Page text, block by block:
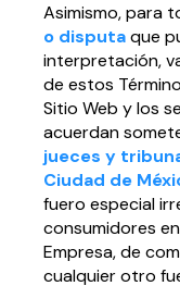
Asimismo, para
o disputaque
interpretación,
de estos
Sitio Web y los
acuerdan
jueces y
Ciudad de
fuero especial
consumidores
Empresa, de
cualquier otro